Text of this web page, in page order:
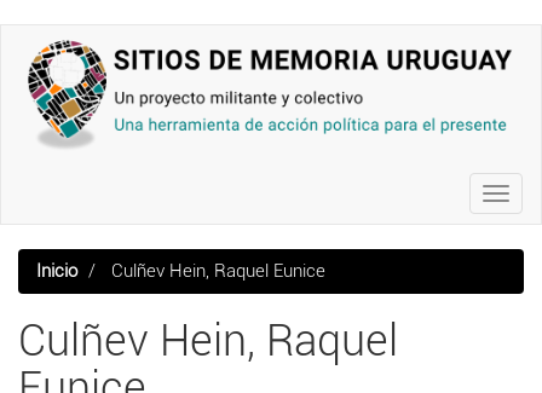
contenido
principal
Inicio Culñev Hein, Raquel Eunice
Culñev Hein, Raquel